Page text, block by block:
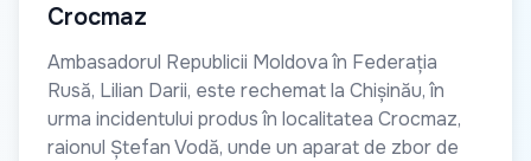
Crocmaz
Ambasadorul Republicii Moldova în Federația
Rusă, Lilian Darii, este rechemat la Chișinău, în
urma incidentului produs în localitatea Crocmaz,
raionul Ștefan Vodă, unde un aparat de zbor de